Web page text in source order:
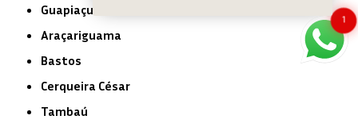
Guapiaçu
Araçariguama
Bastos
Cerqueira César
Tambaú
1